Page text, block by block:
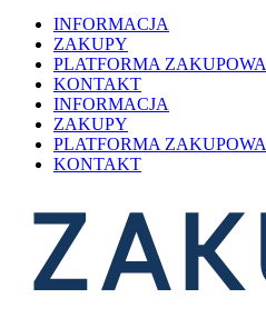
INFORMACJA
ZAKUPY
PLATFORMA ZAKUPOWA
KONTAKT
INFORMACJA
ZAKUPY
PLATFORMA ZAKUPOWA
KONTAKT